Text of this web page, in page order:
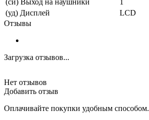
(уд) Дисплей
LCD
Отзывы
Загрузка отзывов...
Нет отзывов
Добавить отзыв
Оплачивайте покупки удобным способом.